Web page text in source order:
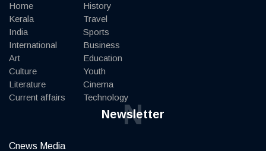
Home
Kerala
India
International
Art
Culture
Literature
Current affairs
History
Travel
Sports
Business
Education
Youth
Cinema
Technology
Newsletter
N
Cnews Media